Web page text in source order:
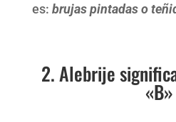
es: brujas pintadas o
2. Alebrije
«B»